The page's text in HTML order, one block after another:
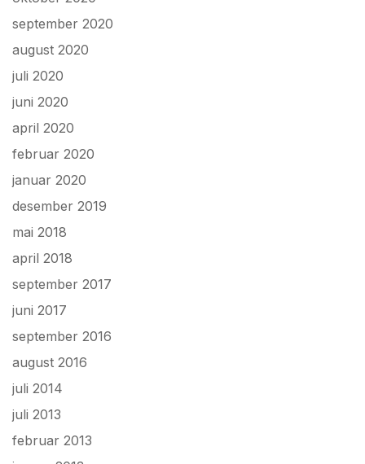
september 2020
august 2020
juli 2020
juni 2020
april 2020
februar 2020
januar 2020
desember 2019
mai 2018
april 2018
september 2017
juni 2017
september 2016
august 2016
juli 2014
juli 2013
februar 2013